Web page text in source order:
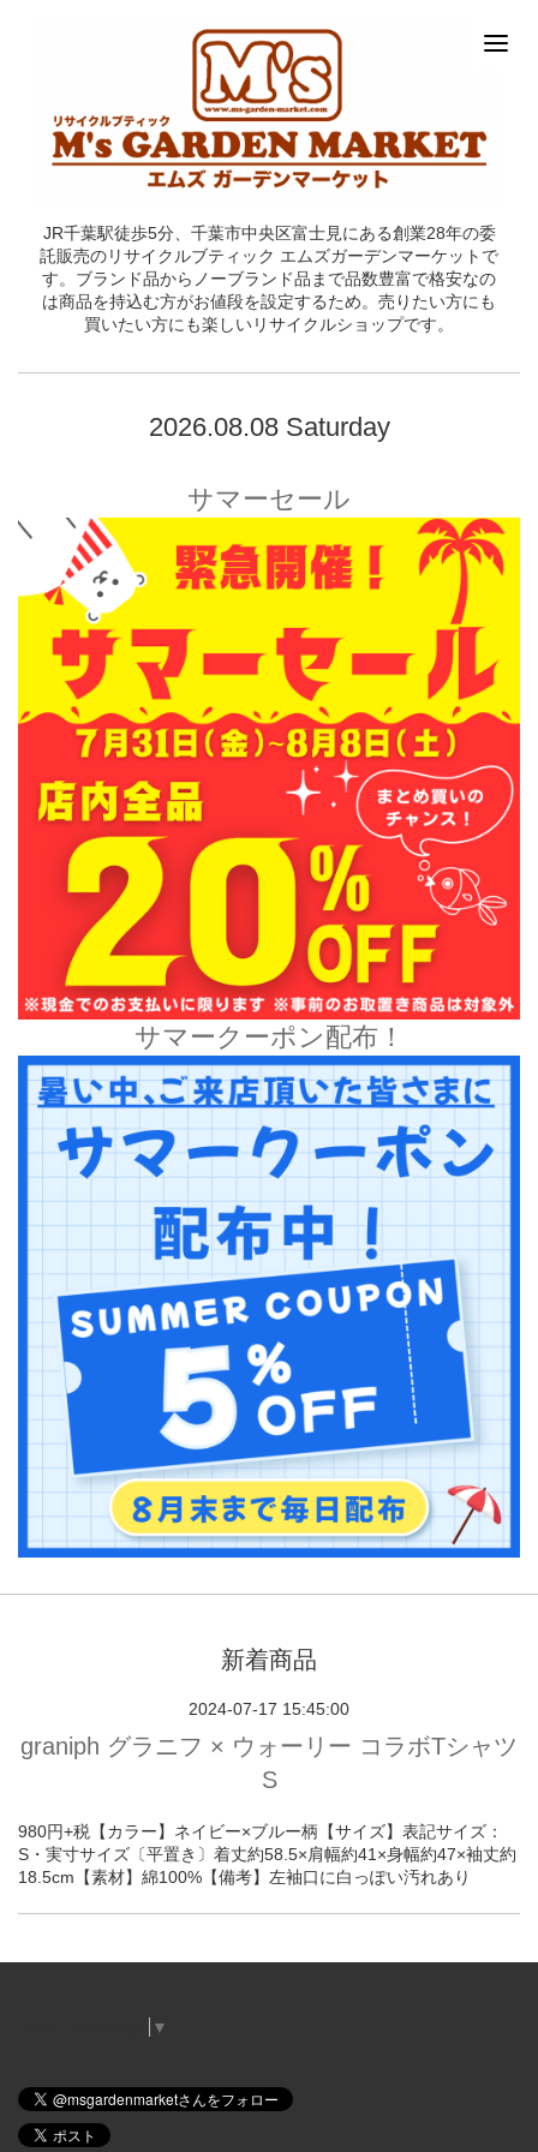
JR千葉駅徒歩5分、千葉市中央区富士見にある創業28年の委
託販売のリサイクルブティック エムズガーデンマーケットで
す。ブランド品からノーブランド品まで品数豊富で格安なの
は商品を持込む方がお値段を設定するため。売りたい方にも
買いたい方にも楽しいリサイクルショップです。
2026.08.08 Saturday
サマーセール
サマークーポン配布！
新着商品
2024-07-17 15:45:00
graniph グラニフ × ウォーリー コラボTシャツ
S
980円+税【カラー】ネイビー×ブルー柄【サイズ】表記サイズ：
S・実寸サイズ〔平置き〕着丈約58.5×肩幅約41×身幅約47×袖丈約
18.5cm【素材】綿100%【備考】左袖口に白っぽい汚れあり
▼